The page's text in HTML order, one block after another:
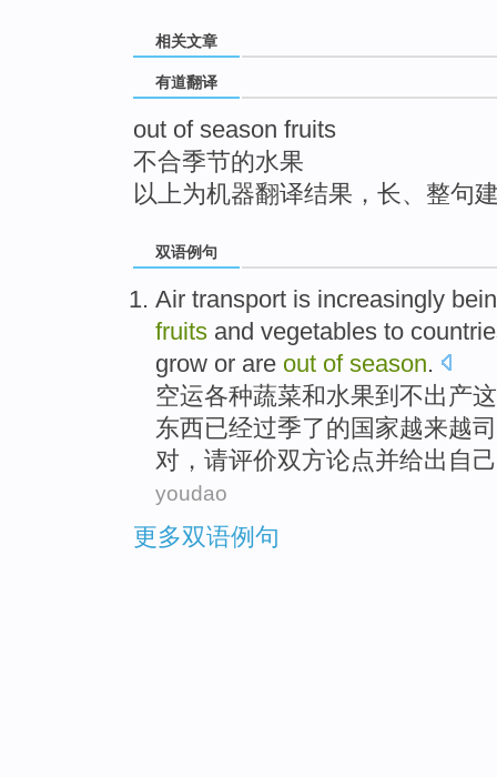
相关文章
有道翻译
out of season fruits
不合季节的水果
以上为机器翻译结果，长、整句
双语例句
Air transport is increasingly
fruits and vegetables to
grow or are out of season.
空运各种蔬菜和水果到 不出产
东西已经过季了的国家越来越
对，请评价双方论点并给出自
youdao
更多双语例句